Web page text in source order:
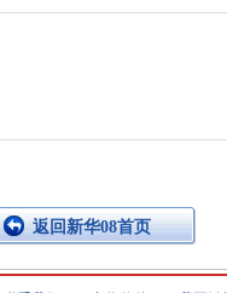
返回新华08首页